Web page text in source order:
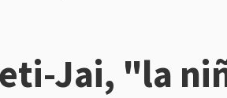
Jai, "la